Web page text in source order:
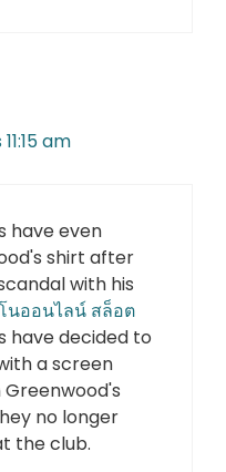
am
have even
shirt after
with his
นออนไลน์ สล็อต
have decided to
a screen
no longer
the club.